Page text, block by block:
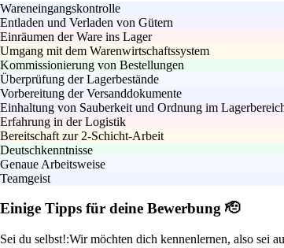
Wareneingangskontrolle
Entladen und Verladen von Gütern
Einräumen der Ware ins Lager
Umgang mit dem Warenwirtschaftssystem
Kommissionierung von Bestellungen
Überprüfung der Lagerbestände
Vorbereitung der Versanddokumente
Einhaltung von Sauberkeit und Ordnung im
Erfahrung in der Logistik
Bereitschaft zur 2-Schicht-Arbeit
Deutschkenntnisse
Genaue Arbeitsweise
Teamgeist
Einige Tipps für deine Bewerbung 🫡
Sei du selbst!:Wir möchten dich kennenlernen, also sei